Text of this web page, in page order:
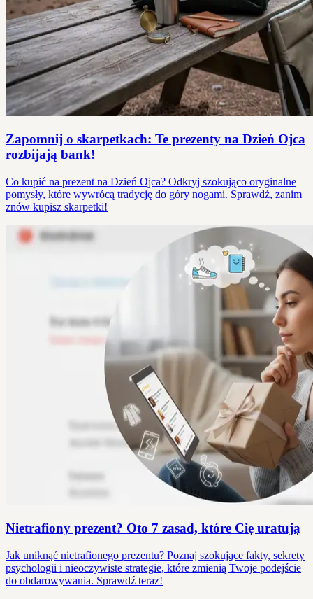
Zapomnij o skarpetkach: Te prezenty na Dzień Ojca
rozbijają bank!
Co kupić na prezent na Dzień Ojca? Odkryj szokująco oryginalne
pomysły, które wywrócą tradycję do góry nogami. Sprawdź, zanim
znów kupisz skarpetki!
Nietrafiony prezent? Oto 7 zasad, które Cię uratują
Jak uniknąć nietrafionego prezentu? Poznaj szokujące fakty, sekrety
psychologii i nieoczywiste strategie, które zmienią Twoje podejście
do obdarowywania. Sprawdź teraz!